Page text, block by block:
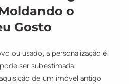
o
Gosto
ou usado, a personalização é
ser subestimada.
de um imóvel antigo